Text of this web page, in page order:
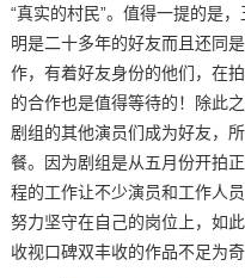
“真实的村民”。值得一提的是
明是二十多年的好友而且还同
作，有着好友身份的他们，在
的合作也是值得等待的！除此
剧组的其他演员们成为好友，
餐。因为剧组是从五月份开拍
程的工作让不少演员和工作人
努力坚守在自己的岗位上，如
收视口碑双丰收的作品不足为奇